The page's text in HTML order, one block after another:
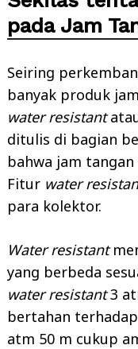
pada Jam
Seiring
banyak produk
water resistant
ditulis di bagian
bahwa jam
Fitur water
para kolektor.
Water resistant
yang berbeda
water resistant3
bertahan
atm 50 m cukup
for: